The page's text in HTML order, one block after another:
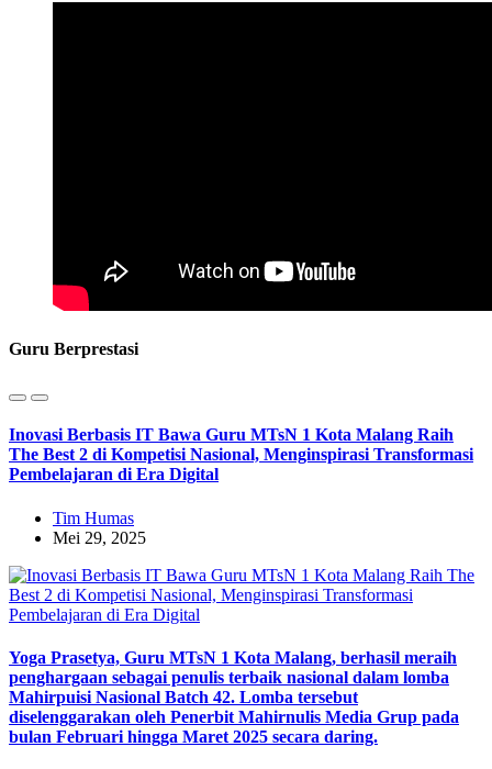
Guru Berprestasi
Inovasi Berbasis IT Bawa Guru MTsN 1 Kota Malang Raih
The Best 2 di Kompetisi Nasional, Menginspirasi Transformasi
Pembelajaran di Era Digital
Tim Humas
Mei 29, 2025
Yoga Prasetya, Guru MTsN 1 Kota Malang, berhasil meraih
penghargaan sebagai penulis terbaik nasional dalam lomba
Mahirpuisi Nasional Batch 42. Lomba tersebut
diselenggarakan oleh Penerbit Mahirnulis Media Grup pada
bulan Februari hingga Maret 2025 secara daring.